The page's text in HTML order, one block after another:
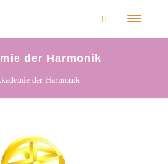
der Harmonik
der Harmonik